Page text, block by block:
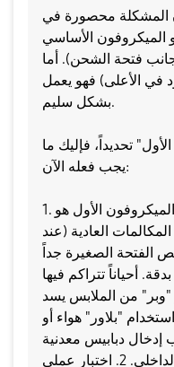
المشكلة محصورة في
الميكروفون الأساسي
فتحة الشحن). أما
في الأعلى) فهو يعمل
بشكل سليم.
تحديداً، فإليك ما
يجب فعله الآن:
​1. التركيز على الفتحة السفلية ​الميكروفون الأول هو
العادية (عند
الفتحة الصغيرة جداً
أحياناً تتراكم فيها
"وبر" من الملابس يسد
"بلاور" هواء أو
إدخال دبابيس معدنية
حادة بعمق حتى لا تتلف الغشاء الداخلي. ​2. اختبار عملي